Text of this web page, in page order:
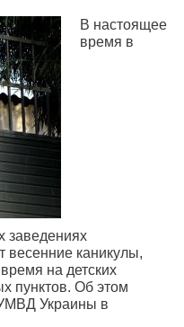
В настоящее
время в
заведениях
весенние каникулы,
на детских
пунктов. Об этом
Украины в